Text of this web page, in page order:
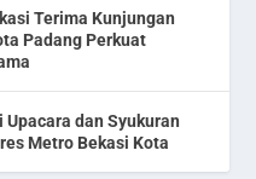
Terima Kunjungan
Padang Perkuat
Upacara dan Syukuran
Metro Bekasi Kota